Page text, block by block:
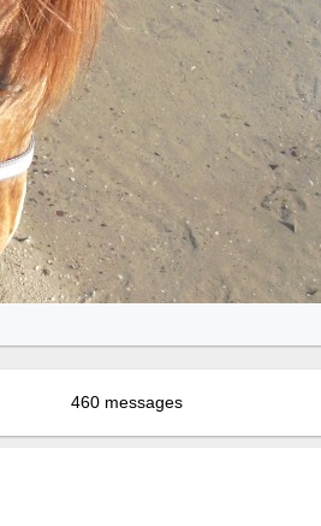
460 messages